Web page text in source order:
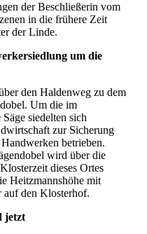
der Beschließerin vom
in die frühere Zeit
der Linde.
um die
den Haldenweg zu dem
Um die im
siedelten sich
zur Sicherung
betrieben.
wird über die
dieses Ortes
Heitzmannshöhe mit
auf den Klosterhof.
jetzt